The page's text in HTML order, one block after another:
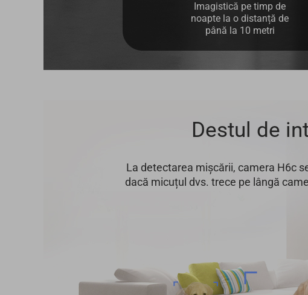
Imagistică pe timp de
noapte la o distanță de
până la 10 metri
Destul de
La detectarea mișcării, camera H6c
dacă micuțul dvs. trece pe lângă